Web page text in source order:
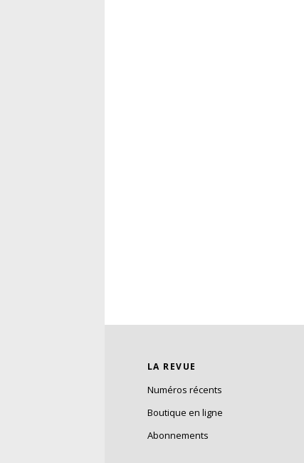
LA REVUE
Numéros récents
Boutique en ligne
Abonnements